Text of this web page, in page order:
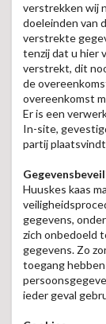
verstrekken wij
doeleinden van
verstrekte
tenzij dat u hier
verstrekt, dit
de
overeenkomst
Er is een
In-site,
partij
Huuskes kaas
gegevens,
zich onbedoeld
gegevens. Zo
toegang
ieder geval